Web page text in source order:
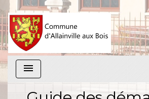
menu